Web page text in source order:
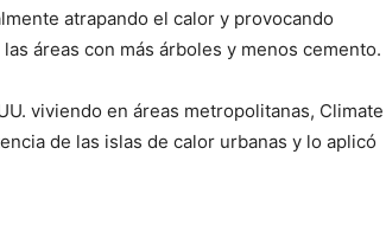
atrapando el calor y provocando
áreas con más árboles y menos cemento.
viviendo en áreas metropolitanas, Climate
de las islas de calor urbanas y lo aplicó